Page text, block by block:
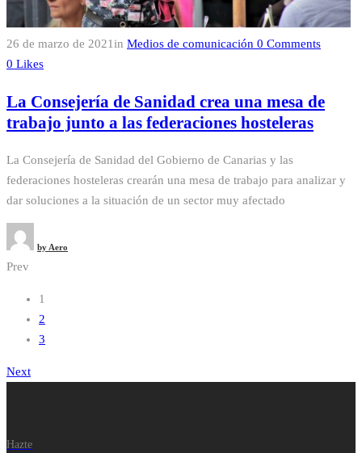
26 de marzo de 2021 in Medios de comunicación 0 Comments
0 Likes
La Consejería de Sanidad crea una mesa de
trabajo junto a las federaciones hosteleras
La Consejería de Sanidad del Gobierno de Canarias y las
federaciones hosteleras crearán una mesa de trabajo para analizar y
dar soluciones a la situación de un sector muy afectado
by Aero
Prev
Navegación
de
entradas
1
2
3
Next
Hazte